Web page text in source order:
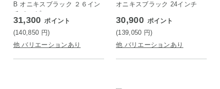
B オニキスブラック ２６イン
チ のコピー
31,300 ポイント
(140,850 円)
他 バリエーションあり
オニキスブラック 24インチ
30,900 ポイント
(139,050 円)
他 バリエーションあり